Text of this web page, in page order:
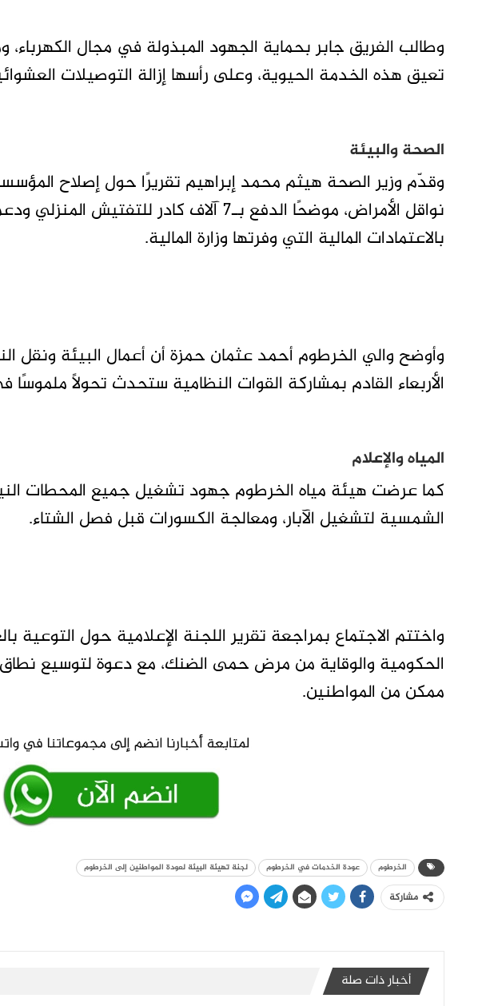
وطالب الفريق جابر بحماية الجهود المبذولة في مجال الكهرباء،
تعيق هذه الخدمة الحيوية، وعلى رأسها إزالة التوصيلات
الصحة والبيئة
وقدّم وزير الصحة هيثم محمد إبراهيم تقريرًا حول إصلاح
نواقل الأمراض، موضحًا الدفع بـ7 آلاف كادر
بالاعتمادات المالية التي وفرتها وزارة المالية.
وأوضح والي الخرطوم أحمد عثمان حمزة أن أعمال البيئة ونقل
الأربعاء القادم بمشاركة القوات النظامية ستحدث تحولاً
المياه والإعلام
كما عرضت هيئة مياه الخرطوم جهود تشغيل جميع المحطات
الشمسية لتشغيل الآبار، ومعالجة الكسورات قبل فصل الشتاء.
واختتم الاجتماع بمراجعة تقرير اللجنة الإعلامية حول
الحكومية والوقاية من مرض حمى الضنك، مع دعوة لتوسيع
ممكن من المواطنين.
الخرطوم عودة الخدمات في الخرطوم لجنة تهيئة البيئة لعودة المواطنين إلى الخرطوم
مشاركة
أخبار ذات صلة